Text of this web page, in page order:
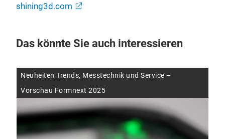
shining3d.com
Das könnte Sie auch interessieren
Neuheiten Trends, Messtechnik und Service –
Vorschau Formnext 2025